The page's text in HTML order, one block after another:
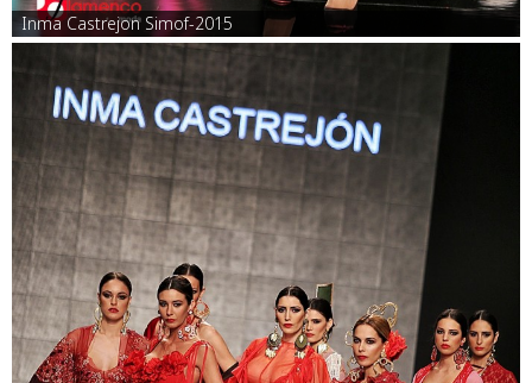
Inma Castrejon Simof-2015